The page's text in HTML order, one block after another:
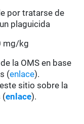
por tratarse de
plaguicida
mg/kg
la OMS en base
(enlace).
sitio sobre la
(enlace).